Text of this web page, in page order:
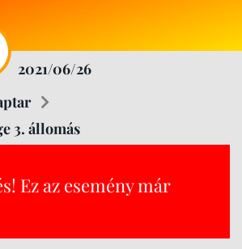
2021/06/26
3. állomás
Ez az esemény már